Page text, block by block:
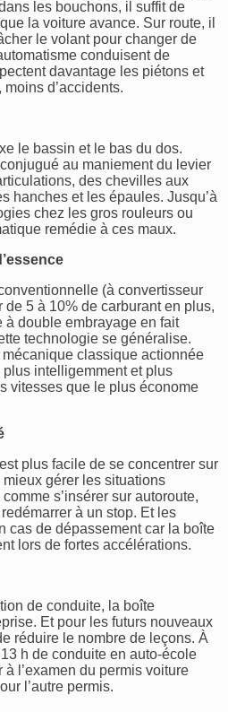
les bouchons, il suffit de
la voiture avance. Sur route, il
le volant pour changer de
conduisent de
davantage les piétons et
d’accidents.
le bassin et le bas du dos.
au maniement du levier
des chevilles aux
hanches et les épaules. Jusqu’à
chez les gros rouleurs ou
remédie à ces maux.
(à convertisseur
5 à 10% de carburant en plus,
à double embrayage en fait
technologie se généralise.
classique actionnée
intelligemment et plus
vitesses que le plus économe
plus facile de se concentrer sur
mieux gérer les situations
s’insérer sur autoroute,
à un stop. Et les
cas de dépassement car la boîte
lors de fortes accélérations.
de conduite, la boîte
Et pour les futurs nouveaux
réduire le nombre de leçons. À
h de conduite en auto-école
l’examen du permis voiture
l’autre permis.